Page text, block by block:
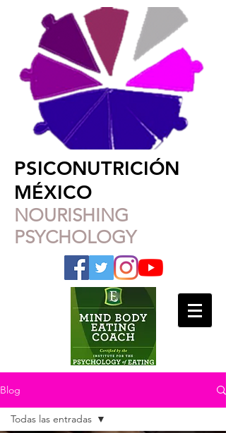
PSICONUTRICIÓN
MÉXICO
NOURISHING
PSYCHOLOGY
Blog
Todas las entradas